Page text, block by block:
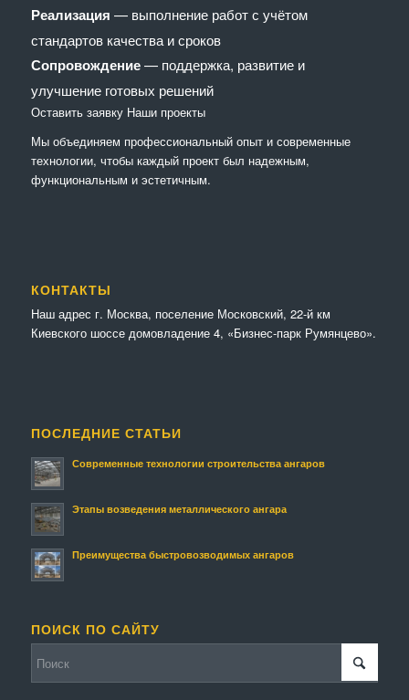
Реализация — выполнение работ с учётом
стандартов качества и сроков
Сопровождение— поддержка, развитие и
улучшение готовых решений
Оставить заявку Наши проекты
Мы объединяем профессиональный опыт и современные
технологии, чтобы каждый проект был надежным,
функциональным и эстетичным.
КОНТАКТЫ
Наш адрес г. Москва, поселение Московский, 22-й км
Киевского шоссе домовладение 4, «Бизнес-парк Румянцево».
ПОСЛЕДНИЕ СТАТЬИ
Современные технологии строительства ангаров
Этапы возведения металлического ангара
Преимущества быстровозводимых ангаров
ПОИСК ПО САЙТУ